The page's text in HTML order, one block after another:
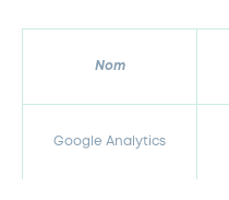
Nom
Google Analytics